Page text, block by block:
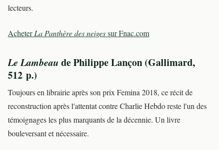
lecteurs.
AcheterLa Panthère des neigessur Fnac.com
Le Lambeau de Philippe Lançon (Gallimard,
512 p.)
Toujours en librairie après son prix Femina 2018, ce récit de
reconstruction après l'attentat contre Charlie Hebdo reste l'un des
témoignages les plus marquants de la décennie. Un livre
bouleversant et nécessaire.